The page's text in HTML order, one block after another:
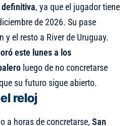
, ya que el jugador tiene
de 2026. Su pase
y el resto a River de Uruguay.
este lunes a los
luego de no concretarse
su futuro sigue abierto.
reloj
a horas de concretarse, San